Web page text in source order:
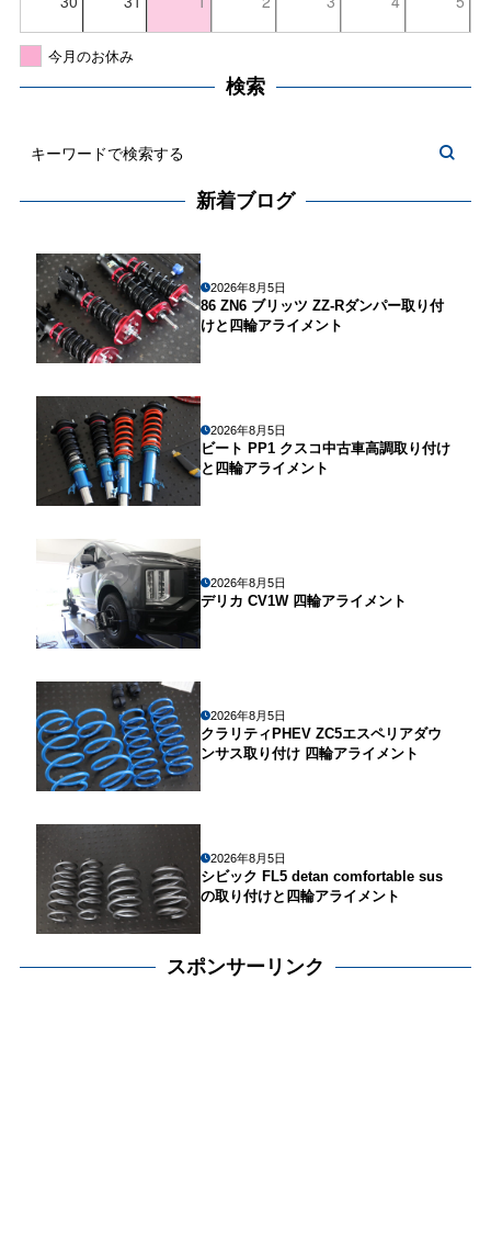
今月のお休み
検索
新着ブログ
2026年8月5日
86 ZN6 ブリッツ ZZ-Rダンパー取り付
けと四輪アライメント
2026年8月5日
ビート PP1 クスコ中古車高調取り付け
と四輪アライメント
2026年8月5日
デリカ CV1W 四輪アライメント
2026年8月5日
クラリティPHEV ZC5エスペリアダウ
ンサス取り付け 四輪アライメント
2026年8月5日
シビック FL5 detan comfortable sus
の取り付けと四輪アライメント
スポンサーリンク